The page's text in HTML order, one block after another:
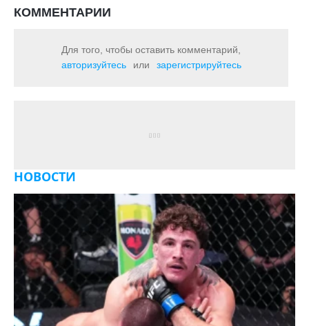
КОММЕНТАРИИ
Для того, чтобы оставить комментарий,
авторизуйтесь
или зарегистрируйтесь
НОВОСТИ